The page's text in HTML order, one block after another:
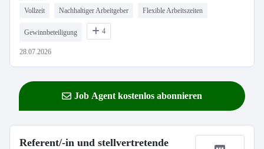
Vollzeit Nachhaltiger Arbeitgeber Flexible Arbeitszeiten
Gewinnbeteiligung 4
28.07.2026
Job Agent kostenlos abonnieren
Referent/-in und stellvertretende